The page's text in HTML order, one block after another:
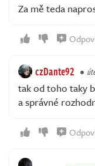
Za mě teda
czDante92
tak od toho taky
a správné